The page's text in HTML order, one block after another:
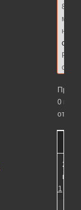
8
0
в
#11271